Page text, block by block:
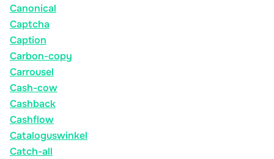
Canonical
Captcha
Caption
Carbon-copy
Carrousel
Cash-cow
Cashback
Cashflow
Cataloguswinkel
Catch-all